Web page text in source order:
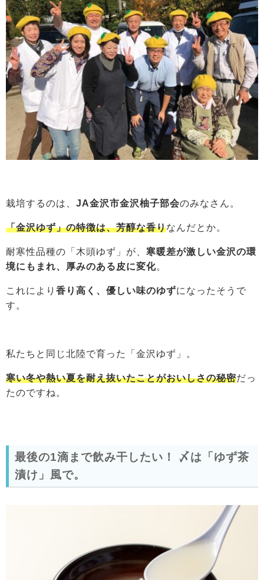
栽培するのは、 JA金沢市金沢柚子部会のみなさん。
「金沢ゆず」の特徴は、芳醇な香りなんだとか。
耐寒性品種の「木頭ゆず」が、 寒暖差が激しい金沢の環
境にもまれ、厚みのある皮に変化。
これにより 香り高く、優しい味のゆずになったそうで
す。
私たちと同じ北陸で育った「金沢ゆず」。
寒い冬や熱い夏を耐え抜いたことがおいしさの秘密だっ
たのですね。
最後の1滴まで飲み干したい！ 〆は「ゆず茶
漬け」風で。